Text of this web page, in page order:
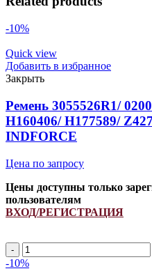
-10%
Quick view
Добавить в избранное
Закрыть
Ремень 3055526R1/
H160406/ H177589/
INDFORCE
Цена по запросу
Цены доступны только
пользователям
ВХОД/РЕГИСТРАЦИЯ
Ремень
3055526R1/
-10%